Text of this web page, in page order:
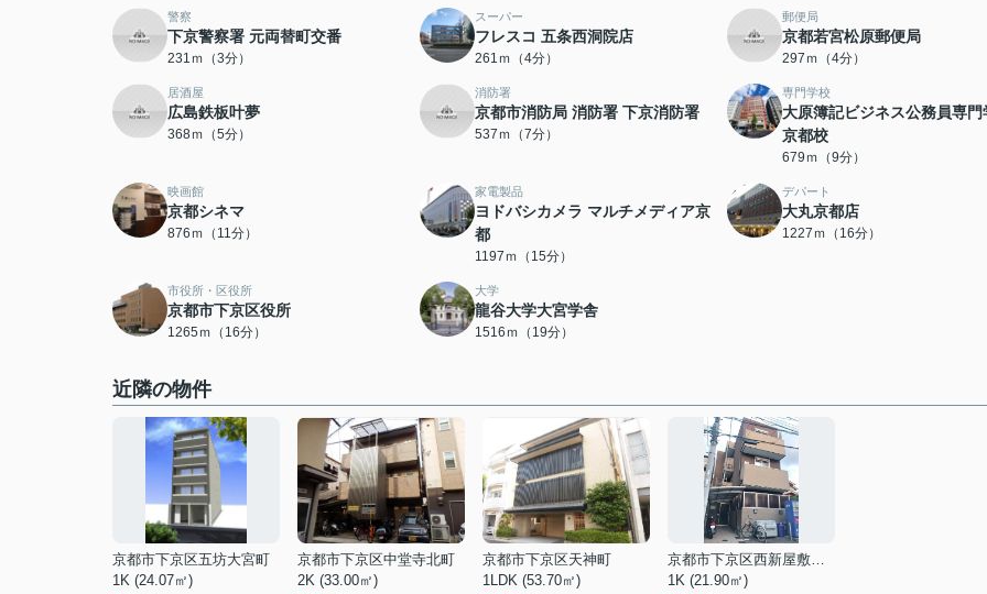
警察
下京警察署 元両替町交番
231ｍ（3分）
スーパー
フレスコ 五条西洞院店
261ｍ（4分）
郵便局
京都若宮松原郵便局
297ｍ（4分）
居酒屋
広島鉄板叶夢
368ｍ（5分）
消防署
京都市消防局 消防署 下京消防署
537ｍ（7分）
専門学校
大原簿記ビジネス公務員専門
京都校
679ｍ（9分）
映画館
京都シネマ
876ｍ（11分）
家電製品
ヨドバシカメラ マルチメディア京
都
1197ｍ（15分）
デパート
大丸京都店
1227ｍ（16分）
市役所・区役所
京都市下京区役所
1265ｍ（16分）
大学
龍谷大学大宮学舎
1516ｍ（19分）
近隣の物件
京都市下京区五坊大宮町
1K (24.07㎡)
京都市下京区中堂寺北町
2K (33.00㎡)
京都市下京区天神町
1LDK (53.70㎡)
京都市下京区西新屋敷下之町
1K (21.90㎡)